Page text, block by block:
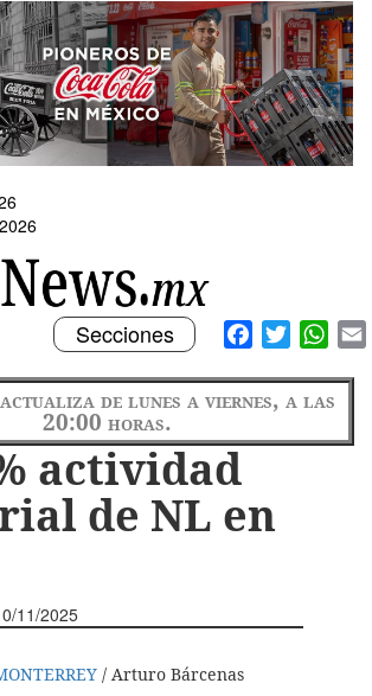
Facebook
Twitter
Toggle
navigation
Secciones
de lunes a viernes, a las
20:00 horas.
actividad
de NL en
11/2025
/ Arturo Bárcenas